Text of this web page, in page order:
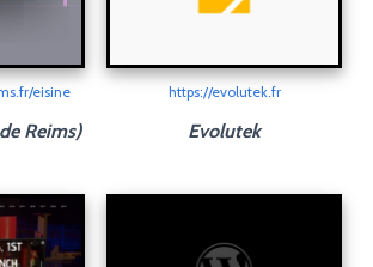
eisine
Reims)
https://evolutek.fr
Evolutek